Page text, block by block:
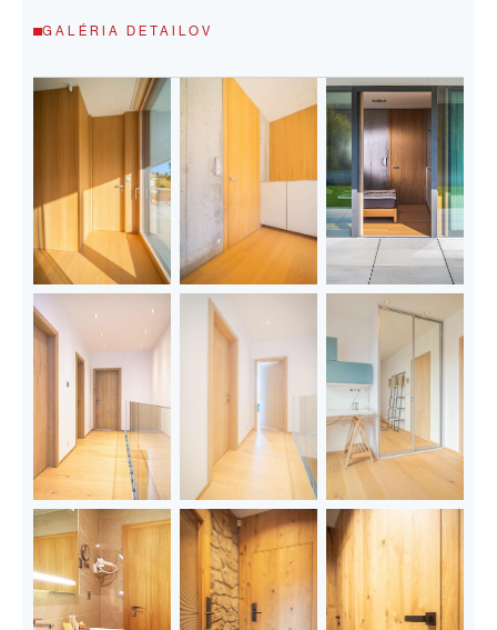
GALÉRIA DETAILOV